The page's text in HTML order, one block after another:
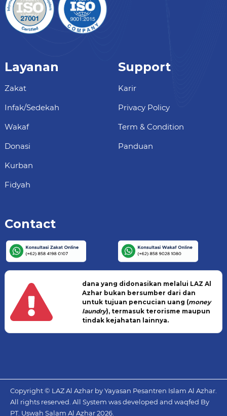
Layanan
Zakat
Infak/Sedekah
Wakaf
Donasi
Kurban
Fidyah
Support
Karir
Privacy Policy
Term & Condition
Panduan
Contact
dana yang didonasikan melalui LAZ Al
Azhar bukan bersumber dari dan
untuk tujuan pencucian uang (money
laundry), termasuk terorisme maupun
tindak kejahatan lainnya.
Copyright © LAZ Al Azhar by Yayasan Pesantren Islam Al Azhar.
All rights reserved. All System was developed and waqfed By
PT. Uswah Salam Al Azhar2026.